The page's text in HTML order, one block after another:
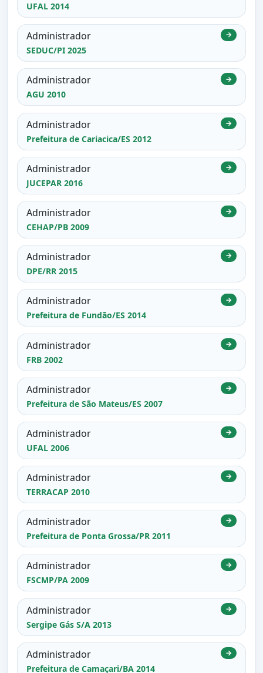
UFAL 2014
Administrador
SEDUC/PI 2025
→
Administrador
AGU 2010
→
Administrador
Prefeitura de Cariacica/ES 2012
→
Administrador
JUCEPAR 2016
→
Administrador
CEHAP/PB 2009
→
Administrador
DPE/RR 2015
→
Administrador
Prefeitura de Fundão/ES 2014
→
Administrador
FRB 2002
→
Administrador
Prefeitura de São Mateus/ES 2007
→
Administrador
UFAL 2006
→
Administrador
TERRACAP 2010
→
Administrador
Prefeitura de Ponta Grossa/PR 2011
→
Administrador
FSCMP/PA 2009
→
Administrador
Sergipe Gás S/A 2013
→
Administrador
Prefeitura de Camaçari/BA 2014
→